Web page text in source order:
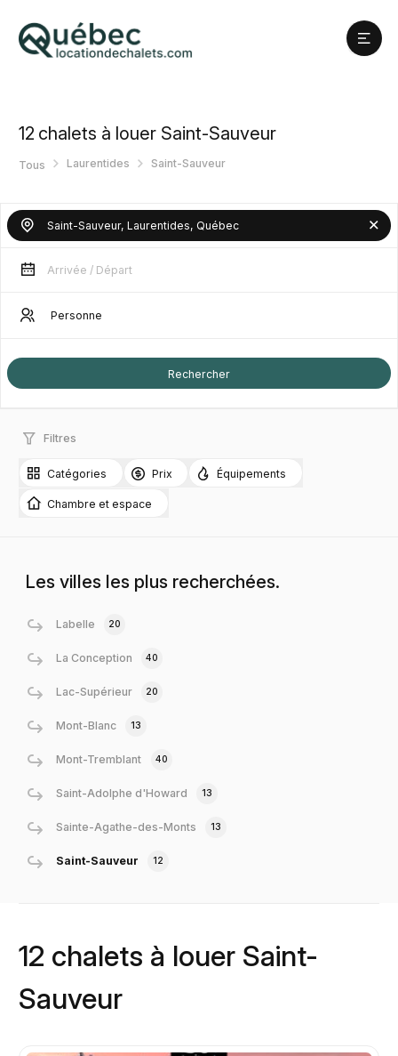
12 chalets à louer Saint-Sauveur
Tous Laurentides Saint-Sauveur
Filtres
Catégories Prix Équipements
Chambre et espace
Les villes les plus recherchées.
Labelle 20
La Conception 40
Lac-Supérieur 20
Mont-Blanc 13
Mont-Tremblant 40
Saint-Adolphe d'Howard 13
Sainte-Agathe-des-Monts 13
Saint-Sauveur 12
12 chalets à louer Saint-
Sauveur